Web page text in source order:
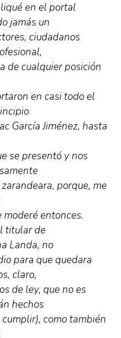
en el portal
jamás un
ciudadanos
de cualquier posición
en casi todo el
García Jiménez, hasta
se presentó y nos
porque, me
entonces.
titular de
Landa, no
para que quedara
claro,
de ley, que no es
hechos
como también